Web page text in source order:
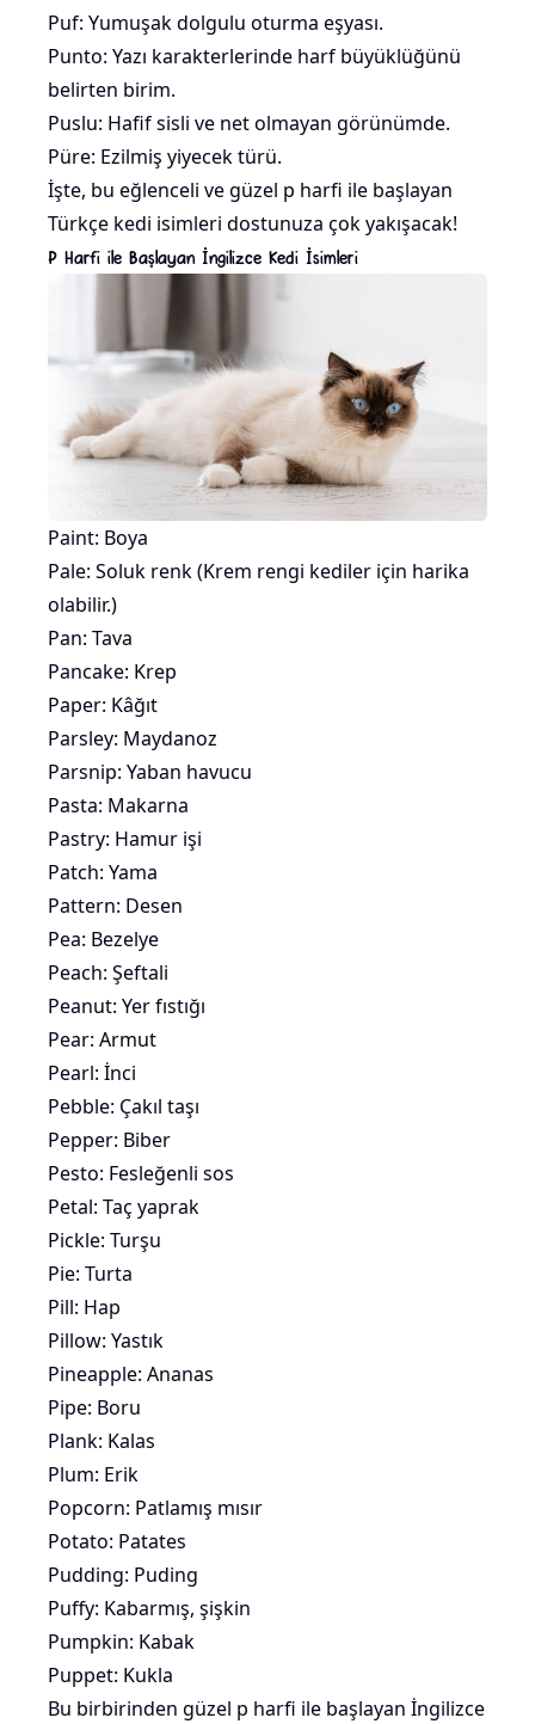
Puf: Yumuşak dolgulu oturma eşyası.
Punto: Yazı karakterlerinde harf büyüklüğünü
belirten birim.
Puslu: Hafif sisli ve net olmayan görünümde.
Püre: Ezilmiş yiyecek türü.
İşte, bu eğlenceli ve güzel p harfi ile başlayan
Türkçe kedi isimleri dostunuza çok yakışacak!
P Harfi ile Başlayan İngilizce Kedi İsimleri
Paint: Boya
Pale: Soluk renk (Krem rengi kediler için harika
olabilir.)
Pan: Tava
Pancake: Krep
Paper: Kâğıt
Parsley: Maydanoz
Parsnip: Yaban havucu
Pasta: Makarna
Pastry: Hamur işi
Patch: Yama
Pattern: Desen
Pea: Bezelye
Peach: Şeftali
Peanut: Yer fıstığı
Pear: Armut
Pearl: İnci
Pebble: Çakıl taşı
Pepper: Biber
Pesto: Fesleğenli sos
Petal: Taç yaprak
Pickle: Turşu
Pie: Turta
Pill: Hap
Pillow: Yastık
Pineapple: Ananas
Pipe: Boru
Plank: Kalas
Plum: Erik
Popcorn: Patlamış mısır
Potato: Patates
Pudding: Puding
Puffy: Kabarmış, şişkin
Pumpkin: Kabak
Puppet: Kukla
Bu birbirinden güzel p harfi ile başlayan İngilizce